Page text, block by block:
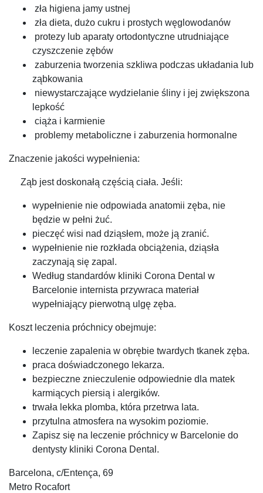
zła higiena jamy ustnej
zła dieta, dużo cukru i prostych węglowodanów
protezy lub aparaty ortodontyczne utrudniające
czyszczenie zębów
zaburzenia tworzenia szkliwa podczas układania lub
ząbkowania
niewystarczające wydzielanie śliny i jej zwiększona
lepkość
ciąża i karmienie
problemy metaboliczne i zaburzenia hormonalne
Znaczenie jakości wypełnienia:
Ząb jest doskonałą częścią ciała. Jeśli:
wypełnienie nie odpowiada anatomii zęba, nie
będzie w pełni żuć.
pieczęć wisi nad dziąsłem, może ją zranić.
wypełnienie nie rozkłada obciążenia, dziąsła
zaczynają się zapal.
Według standardów kliniki Corona Dental w
Barcelonie internista przywraca materiał
wypełniający pierwotną ulgę zęba.
Koszt leczenia próchnicy obejmuje:
leczenie zapalenia w obrębie twardych tkanek zęba.
praca doświadczonego lekarza.
bezpieczne znieczulenie odpowiednie dla matek
karmiących piersią i alergików.
trwała lekka plomba, która przetrwa lata.
przytulna atmosfera na wysokim poziomie.
Zapisz się na leczenie próchnicy w Barcelonie do
dentysty kliniki Corona Dental.
Barcelona, c/Entença, 69
Metro Rocafort ⠀